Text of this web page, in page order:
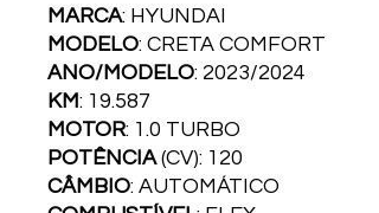
MARCA: HYUNDAI
MODELO: CRETA COMFORT
ANO/MODELO: 2023/2024
KM: 19.587
MOTOR: 1.0 TURBO
POTÊNCIA(CV): 120
CÂMBIO: AUTOMÁTICO